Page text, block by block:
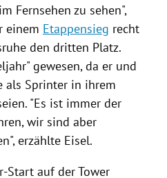
Fernsehen zu sehen",
einem Etappensieg recht
den dritten Platz.
gewesen, da er und
als Sprinter in ihrem
"Es ist immer der
wir sind aber
erzählte Eisel.
Start auf der Tower